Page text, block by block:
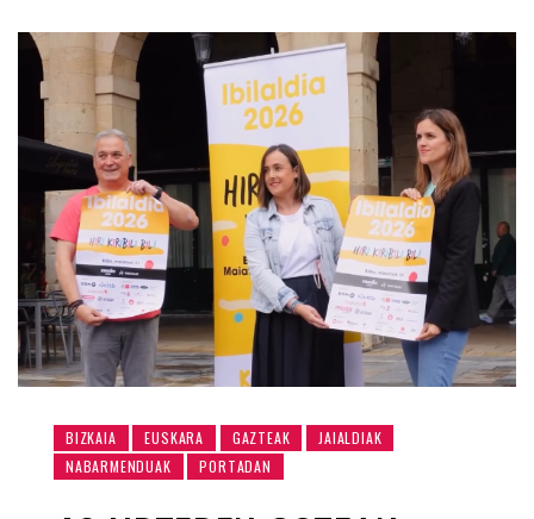
BIZKAIA EUSKARA GAZTEAK
JAIALDIAK
NABARMENDUAK
PORTADAN